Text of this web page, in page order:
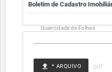
Boletim de Cadastro
Quantidade de Folhas
* ARQUIVO
file_upload